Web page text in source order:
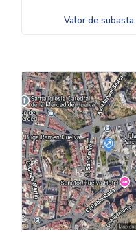
Valor de subasta: